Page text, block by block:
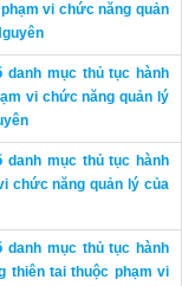
vi chức năng quản
danh mục thủ tục hành
vi chức năng quản lý
danh mục thủ tục hành
chức năng quản lý của
danh mục thủ tục hành
thiên tai thuộc phạm vi